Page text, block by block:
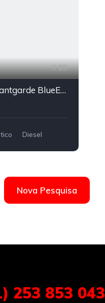
25
Mercedes-Benz E 250 CDi Avantgarde BlueEfficiency Auto
Diesel
Nova Pesquisa
253 853 043